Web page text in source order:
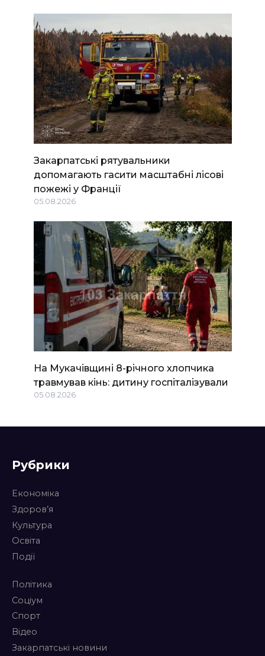
Закарпатські рятувальники
допомагають гасити масштабні лісові
пожежі у Франції
05.08.2026
На Мукачівщині 8-річного хлопчика
травмував кінь: дитину госпіталізували
05.08.2026
Рубрики
Економіка
Здоров’я
Культура
Освіта
Події
Політика
Соціум
Спорт
Відео
Закарпатські новини